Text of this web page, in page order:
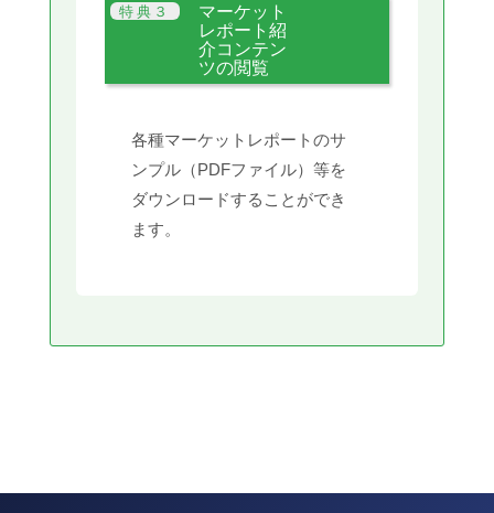
マーケット
レポート紹
介コンテン
ツの閲覧
各種マーケットレポートのサ
ンプル（PDFファイル）等を
ダウンロードすることができ
ます。